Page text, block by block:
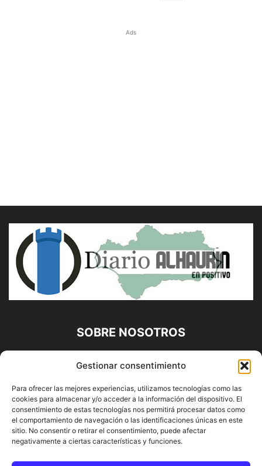
Gestionar consentimiento
Para ofrecer las mejores experiencias, utilizamos tecnologías como las
cookies para almacenar y/o acceder a la información del dispositivo. El
consentimiento de estas tecnologías nos permitirá procesar datos como
el comportamiento de navegación o las identificaciones únicas en este
sitio. No consentir o retirar el consentimiento, puede afectar
negativamente a ciertas características y funciones.
Ads
SOBRE NOSOTROS
Diario Alhaurín (www.alhaurindelatorre.com) Propiedad de
Francisco E. López López | 639 95 71 95 | Noticias de
Alhaurín de la Torre, Málaga y Provincia|
Contáctanos:info@alhaurindelatorre.com
SÍGUENOS